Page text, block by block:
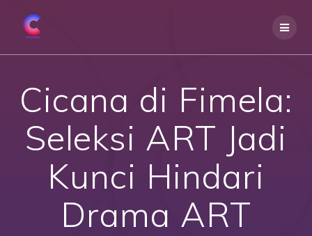
Cicana di Fimela:
Seleksi ART Jadi
Kunci Hindari
Drama ART